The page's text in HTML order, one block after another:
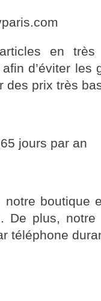
en très
d’éviter
des prix très
jours par an
notre boutique
De plus,
téléphone